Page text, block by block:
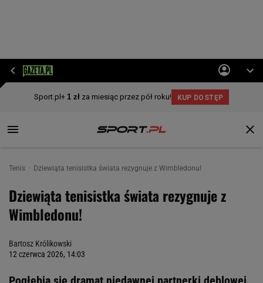
Tenis Dziewiąta tenisistka świata rezygnuje z Wimbledonu!
Dziewiąta tenisistka świata rezygnuje z
Wimbledonu!
Bartosz Królikowski
12 czerwca 2026, 14:03